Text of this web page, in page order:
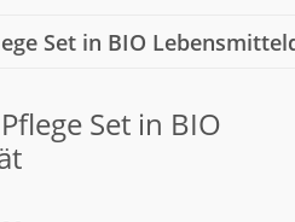
Set in BIO
Set in BIO